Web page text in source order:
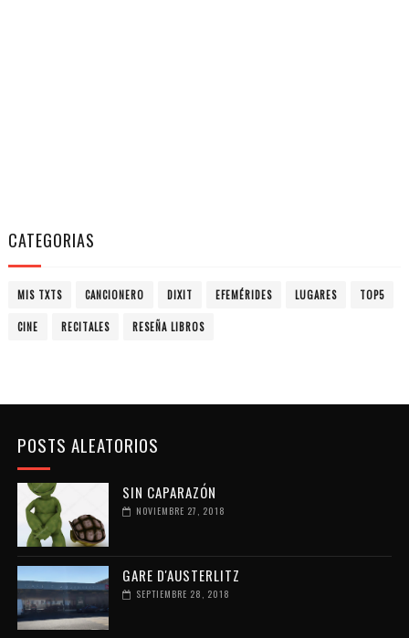
CATEGORIAS
MIS TXTS CANCIONERO DIXIT EFEMÉRIDES LUGARES TOP5
CINE RECITALES RESEÑA LIBROS
POSTS ALEATORIOS
SIN CAPARAZÓN
NOVIEMBRE 27, 2018
GARE D'AUSTERLITZ
SEPTIEMBRE 28, 2018